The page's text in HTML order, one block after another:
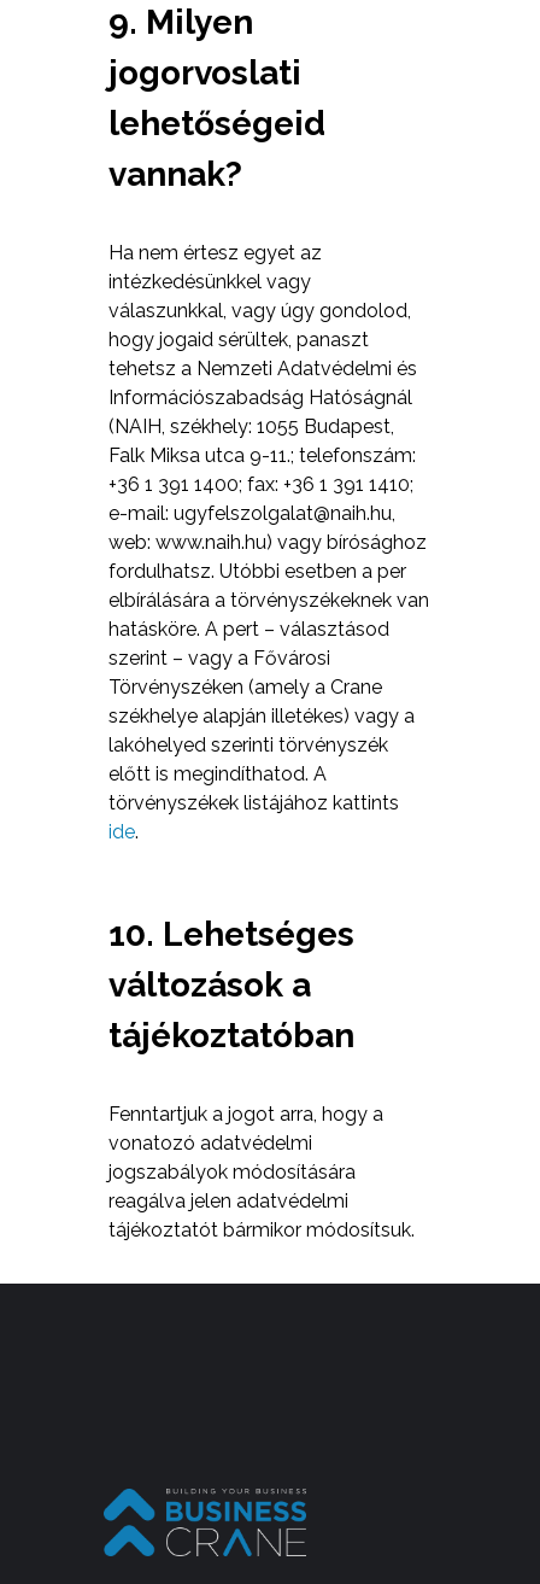
9. Milyen
jogorvoslati
lehetőségeid
vannak?
Ha nem értesz egyet az
intézkedésünkkel vagy
válaszunkkal, vagy úgy gondolod,
hogy jogaid sérültek, panaszt
tehetsz a Nemzeti Adatvédelmi és
Információszabadság Hatóságnál
(NAIH, székhely: 1055 Budapest,
Falk Miksa utca 9-11.; telefonszám:
+36 1 391 1400; fax: +36 1 391 1410;
e-mail: ugyfelszolgalat@naih.hu
web: www.naih.hu) vagy bírósághoz
fordulhatsz. Utóbbi esetben a per
elbírálására a törvényszékeknek van
hatásköre. A pert – választásod
szerint – vagy a Fővárosi
Törvényszéken (amely a Crane
székhelye alapján illetékes) vagy a
lakóhelyed szerinti törvényszék
előtt is megindíthatod. A
törvényszékek listájához kattints
ide.
10. Lehetséges
változások a
tájékoztatóban
Fenntartjuk a jogot arra, hogy a
vonatozó adatvédelmi
jogszabályok módosítására
reagálva jelen adatvédelmi
tájékoztatót bármikor módosítsuk.